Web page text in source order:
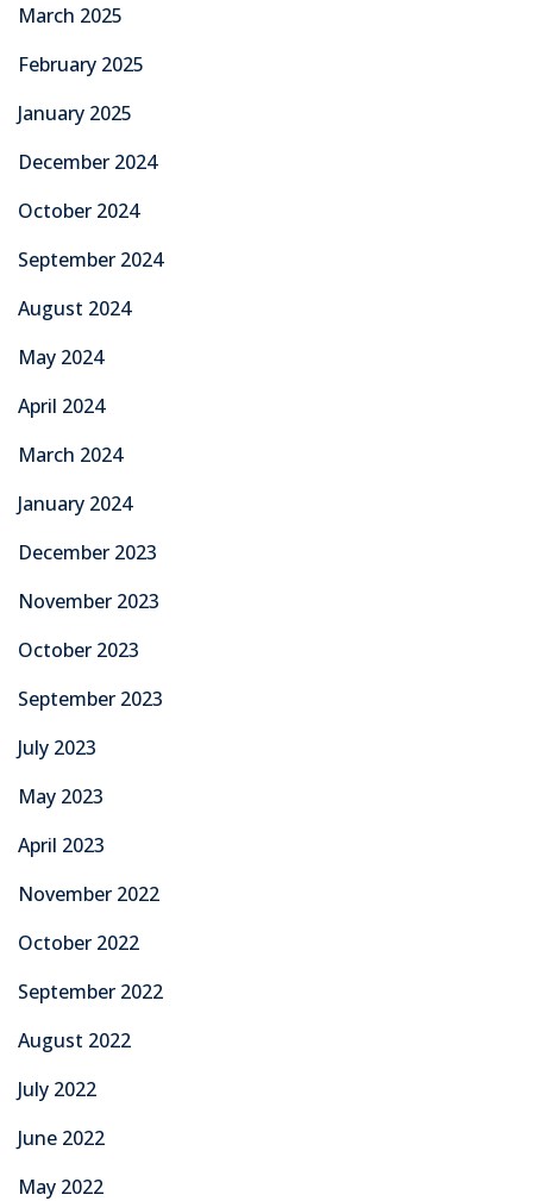
March 2025
February 2025
January 2025
December 2024
October 2024
September 2024
August 2024
May 2024
April 2024
March 2024
January 2024
December 2023
November 2023
October 2023
September 2023
July 2023
May 2023
April 2023
November 2022
October 2022
September 2022
August 2022
July 2022
June 2022
May 2022